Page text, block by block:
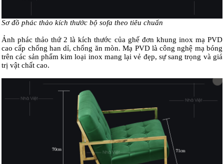
Sơ đồ phác thảo kích thước bộ sofa theo tiêu chuẩn
Ảnh phác thảo thứ 2 là kích thước của ghế đơn khung inox mạ PVD
cao cấp chống han dỉ, chống ăn mòn. Mạ PVD là công nghệ mạ bóng
trên các sản phẩm kim loại inox mang lại vẻ đẹp, sự sang trọng và giá
trị vật chất cao.